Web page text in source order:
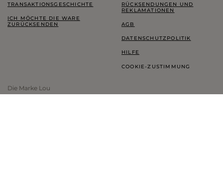
TRANSAKTIONSGESCHICHTE
ICH MÖCHTE DIE WARE
ZURÜCKSENDEN
RÜCKSENDUNGEN UND
REKLAMATIONEN
AGB
DATENSCHUTZPOLITIK
HILFE
COOKIE-ZUSTIMMUNG
Die Marke Lou